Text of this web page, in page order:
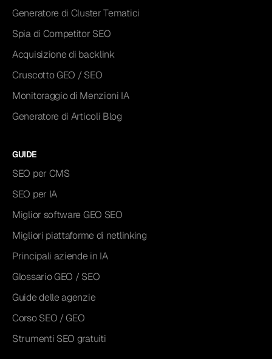
Generatore di Cluster Tematici
Spia di Competitor SEO
Acquisizione di backlink
Cruscotto GEO / SEO
Monitoraggio di Menzioni IA
Generatore di Articoli Blog
GUIDE
SEO per CMS
SEO per IA
Miglior software GEO SEO
Migliori piattaforme di netlinking
Principali aziende in IA
Glossario GEO / SEO
Guide delle agenzie
Corso SEO / GEO
Strumenti SEO gratuiti